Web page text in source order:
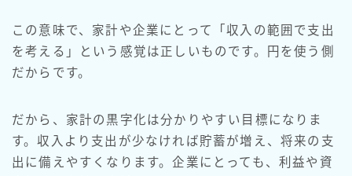
この意味で、家計や企業にとって「収入の範囲で支出
を考える」という感覚は正しいものです。円を使う側
だからです。
だから、家計の黒字化は分かりやすい目標になりま
す。収入より支出が少なければ貯蓄が増え、将来の支
出に備えやすくなります。企業にとっても、利益や資